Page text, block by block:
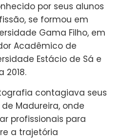
por seus alunos
se formou em
Gama Filho, em
Acadêmico de
Estácio de Sá e
2018.
contagiava seus
Madureira, onde
profissionais para
a trajetória